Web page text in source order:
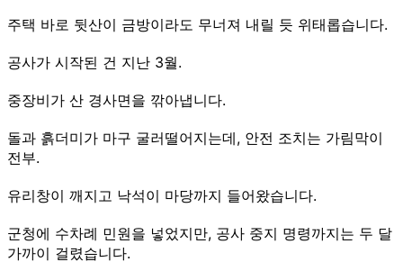
주택 바로 뒷산이 금방이라도 무너져 내릴 듯 위태롭습니다.
공사가 시작된 건 지난 3월.
중장비가 산 경사면을 깎아냅니다.
돌과 흙더미가 마구 굴러떨어지는데, 안전 조치는 가림막이
전부.
유리창이 깨지고 낙석이 마당까지 들어왔습니다.
군청에 수차례 민원을 넣었지만, 공사 중지 명령까지는 두 달
가까이 걸렸습니다.